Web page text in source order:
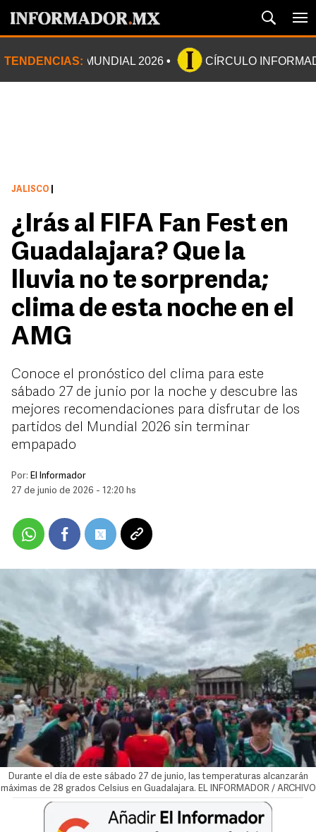
TENDENCIAS: MUNDIAL 2026 CÍRCULO
JALISCO
¿Irás al FIFA Fan Fest en
Guadalajara? Que la
lluvia no te sorprenda;
clima de esta noche en el
AMG
Conoce el pronóstico del clima para este
sábado 27 de junio por la noche y descubre las
mejores recomendaciones para disfrutar de los
partidos del Mundial 2026 sin terminar
empapado
Por: El Informador
27 de junio de 2026 - 12:20 hs
Durante el día de este sábado 27 de junio, las temperaturas alcanzarán
máximas de 28 grados Celsius en Guadalajara. EL INFORMADOR / ARCHIVO